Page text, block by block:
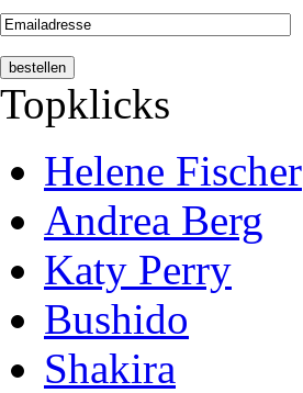
Topklicks
Helene Fischer
Andrea Berg
Katy Perry
Bushido
Shakira